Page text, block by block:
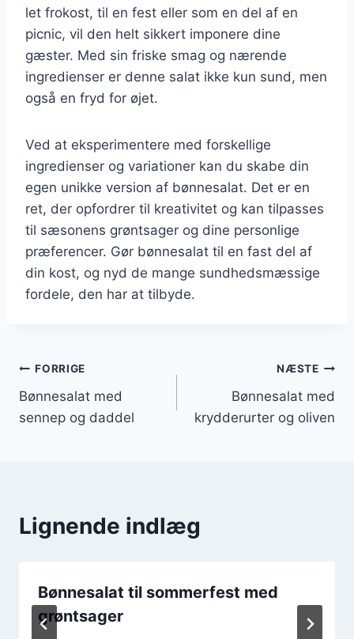
let frokost, til en fest eller som en del af en
picnic, vil den helt sikkert imponere dine
gæster. Med sin friske smag og nærende
ingredienser er denne salat ikke kun sund, men
også en fryd for øjet.
Ved at eksperimentere med forskellige
ingredienser og variationer kan du skabe din
egen unikke version af bønnesalat. Det er en
ret, der opfordrer til kreativitet og kan tilpasses
til sæsonens grøntsager og dine personlige
præferencer. Gør bønnesalat til en fast del af
din kost, og nyd de mange sundhedsmæssige
fordele, den har at tilbyde.
Indlægsnavigation
FORRIGE
Bønnesalat med
sennep og daddel
NÆSTE
Bønnesalat med
krydderurter og oliven
Lignende indlæg
Bønnesalat til sommerfest med
grøntsager